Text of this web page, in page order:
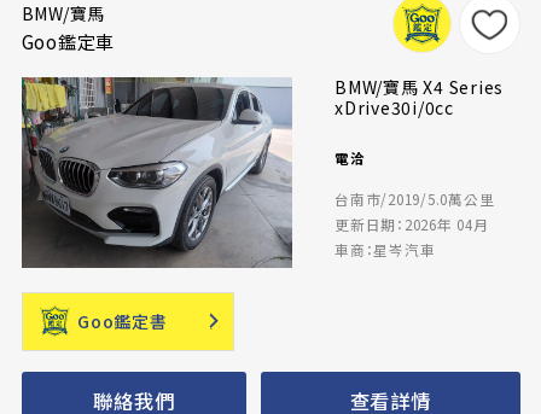
BMW/寶馬
Goo鑑定車
BMW/寶馬 X4 Series
xDrive30i/0cc
電洽
台南市/2019/5.0萬公里
更新日期：2026年 04月
車商：星岑汽車
Goo鑑定書
聯絡我們 查看詳情